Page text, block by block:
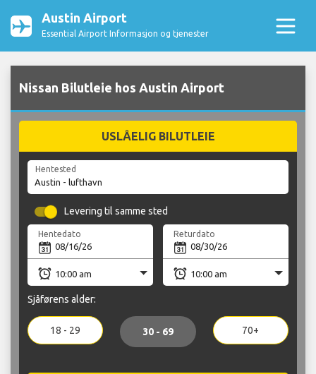
Austin Airport
Essential Airport Informasjon og tjenester
Nissan Bilutleie hos Austin Airport
USLÅELIG BILUTLEIE
Hentested
Levering til samme sted
Hentedato Returdato
Sjåførens alder:
18 - 29 30 - 69 70+